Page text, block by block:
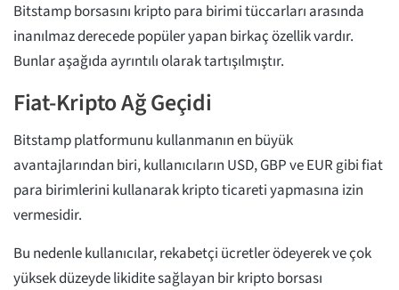
Bitstamp borsasını kripto para birimi tüccarları arasında
inanılmaz derecede popüler yapan birkaç özellik vardır.
Bunlar aşağıda ayrıntılı olarak tartışılmıştır.
Fiat-Kripto Ağ Geçidi
Bitstamp platformunu kullanmanın en büyük
avantajlarından biri, kullanıcıların USD, GBP ve EUR gibi fiat
para birimlerini kullanarak kripto ticareti yapmasına izin
vermesidir.
Bu nedenle kullanıcılar, rekabetçi ücretler ödeyerek ve çok
yüksek düzeyde likidite sağlayan bir kripto borsası